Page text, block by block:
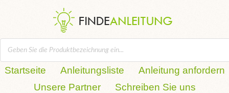
Startseite Anleitungsliste
Anleitung anfordern
Unsere Partner
Schreiben Sie uns